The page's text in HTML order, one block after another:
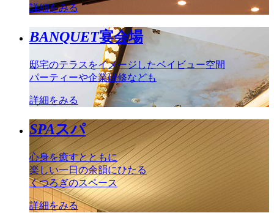
詳細をみる
BANQUET宴会場
邸宅のテラスをイメージしたベイビュー空間
パーティーや企業研修なども
詳細をみる
SPAスパ
心身を癒すとともに
楽しい一日の余韻にひたる
くつろぎのスペース
詳細をみる